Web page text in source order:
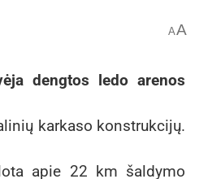
AA
dengtos ledo arenos
karkaso konstrukcijų.
apie 22 km šaldymo